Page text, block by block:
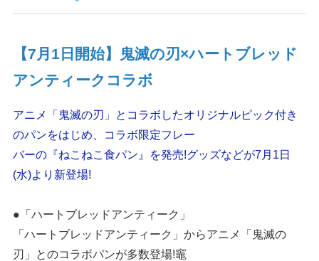
【7月1日開始】鬼滅の刃×ハートブレッド
アンティークコラボ
アニメ「鬼滅の刃」とコラボしたオリジナルピック付き
のパンをはじめ、コラボ限定フレー
バーの『ねこねこ食パン』を発売!グッズなどが7月1日
(水)より新登場!
●「ハートブレッドアンティーク」
「ハートブレッドアンティーク」からアニメ「鬼滅の
刃」とのコラボパンが多数登場!竈